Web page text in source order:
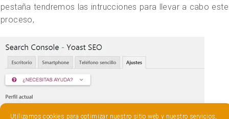
Utilizamos cookies para optimizar nuestro sitio web y nuestro servicios,
pestaña tendremos las intrucciones para llevar a cabo este
proceso,